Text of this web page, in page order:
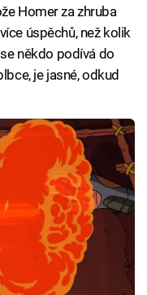
Homer za zhruba
úspěchů, než kolik
někdo podívá do
je jasné, odkud